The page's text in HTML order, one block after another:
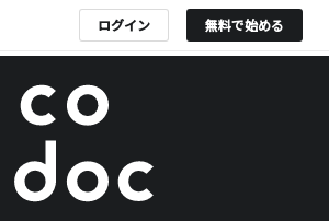
ログイン 無料で始める